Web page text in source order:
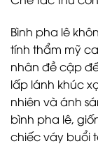
Bình pha lê
tính thẩm mỹ
nhân đề cập
lấp lánh khúc
nhiên và ánh
bình pha lê,
chiếc váy buổi